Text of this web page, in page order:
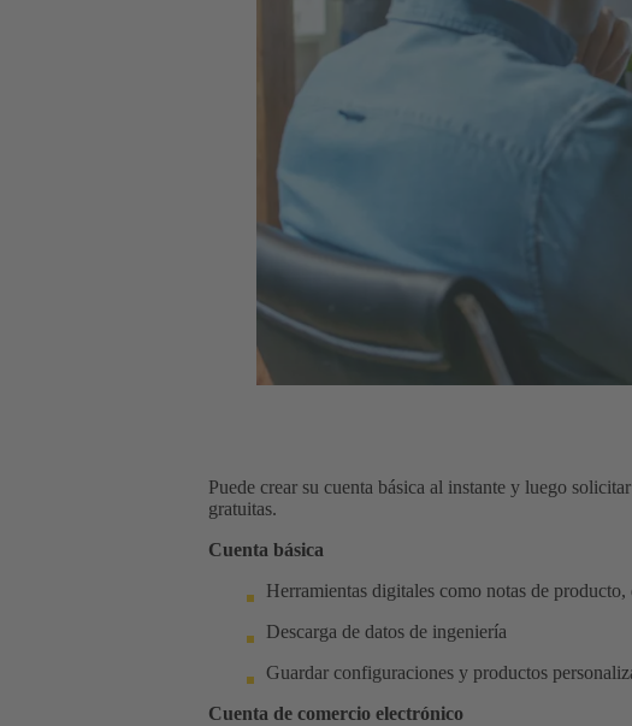
Puede crear su cuenta básica al instante y luego
gratuitas.
Cuenta básica
Herramientas digitales como notas de
Descarga de datos de ingeniería
Guardar configuraciones y productos
Cuenta de comercio electrónico